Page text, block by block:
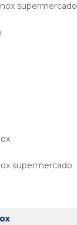
supermercado
supermercado